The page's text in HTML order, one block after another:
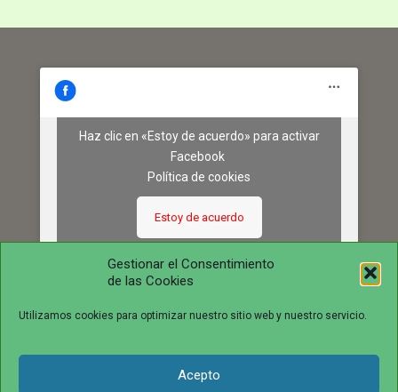
Gestionar el Consentimiento
de las Cookies
Utilizamos cookies para optimizar nuestro sitio web y nuestro servicio.
Acepto
Haz clic en «Estoy de acuerdo» para activar
Facebook
Política de cookies
Estoy de acuerdo